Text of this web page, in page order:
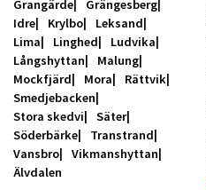
Grangärde
Grängesberg
Idre
Krylbo
Leksand
Lima
Linghed
Ludvika
Långshyttan
Malung
Mockfjärd
Mora
Rättvik
Smedjebacken
Stora skedvi
Säter
Söderbärke
Transtrand
Vansbro
Vikmanshyttan
Älvdalen